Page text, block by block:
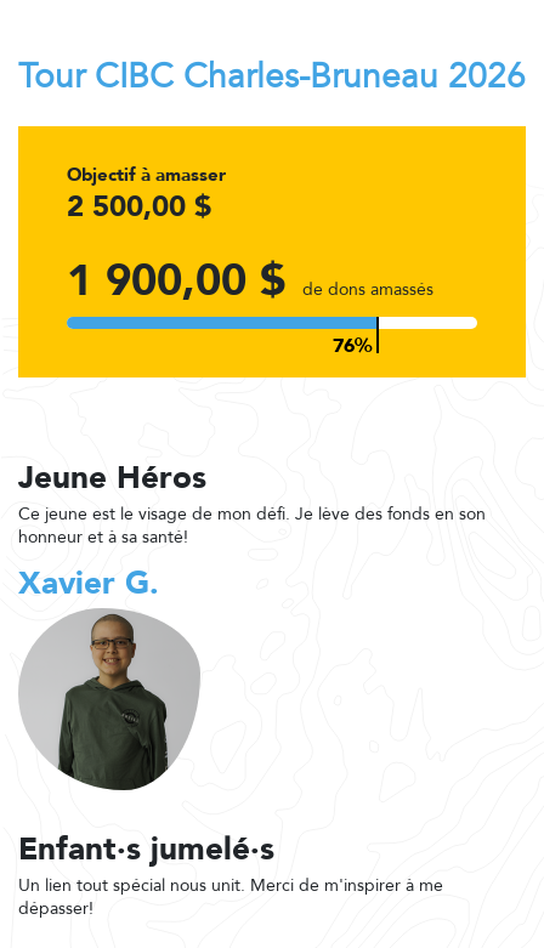
Tour CIBC Charles-Bruneau 2026
Objectif à amasser
2 500,00 $
1 900,00 $ de dons amassés
Jeune Héros
Ce jeune est le visage de mon défi. Je lève des fonds en son
honneur et à sa santé!
Xavier G.
Enfant·s jumelé·s
Un lien tout spécial nous unit. Merci de m'inspirer à me
dépasser!